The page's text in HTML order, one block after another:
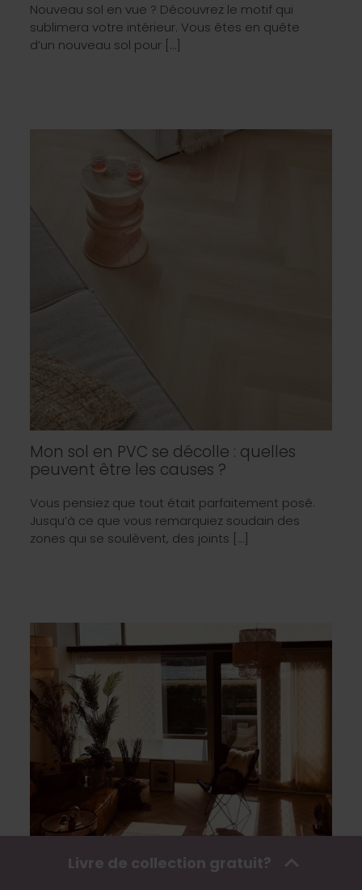
Nouveau sol en vue ? Découvrez le motif qui
sublimera votre intérieur. Vous êtes en quête
d’un nouveau sol pour […]
Mon sol en PVC se décolle : quelles
peuvent être les causes ?
Vous pensiez que tout était parfaitement posé.
Jusqu’à ce que vous remarquiez soudain des
zones qui se soulèvent, des joints […]
Livre de collection gratuit?